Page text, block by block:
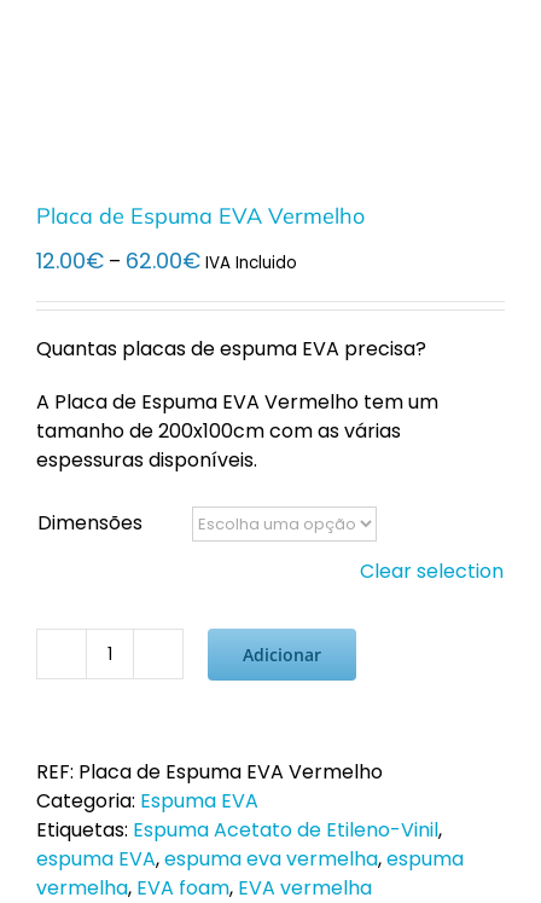
Placa de Espuma EVA Vermelho
12.00€ – 62.00€Price
12.00€
through
IVA Incluido
Quantas placas de espuma EVA precisa?
A Placa de Espuma EVA Vermelho tem um
tamanho de 200x100cm com as várias
espessuras disponíveis.
Dimensões
Clear selection
Quantidade
Espuma
EVA
Vermelho
Adicionar
REF: Placa de Espuma EVA Vermelho
Categoria: Espuma EVA
Etiquetas: Espuma Acetato de Etileno-Vinil,
espuma EVA,espuma eva vermelha,espuma
vermelha, EVA foam, EVA vermelha